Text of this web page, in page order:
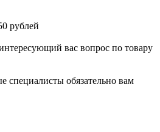
рублей
вас вопрос по товару
обязательно вам